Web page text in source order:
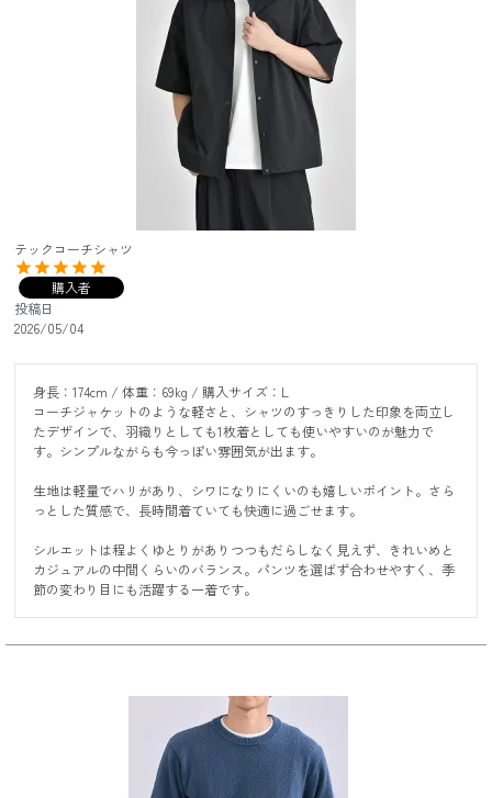
テックコーチシャツ
購入者
投稿日
2026/05/04
身長：174cm / 体重：69kg / 購入サイズ：L
コーチジャケットのような軽さと、シャツのすっきりした印象を両立し
たデザインで、羽織りとしても1枚着としても使いやすいのが魅力で
す。シンプルながらも今っぽい雰囲気が出ます。
生地は軽量でハリがあり、シワになりにくいのも嬉しいポイント。さら
っとした質感で、長時間着ていても快適に過ごせます。
シルエットは程よくゆとりがありつつもだらしなく見えず、きれいめと
カジュアルの中間くらいのバランス。パンツを選ばず合わせやすく、季
節の変わり目にも活躍する一着です。